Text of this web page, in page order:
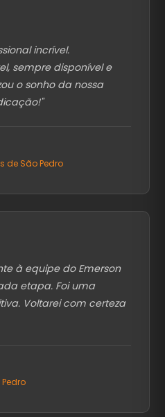
incrível.
sempre disponível e
o sonho da nossa
"
de São Pedro
à equipe do Emerson
etapa. Foi uma
Voltarei com certeza